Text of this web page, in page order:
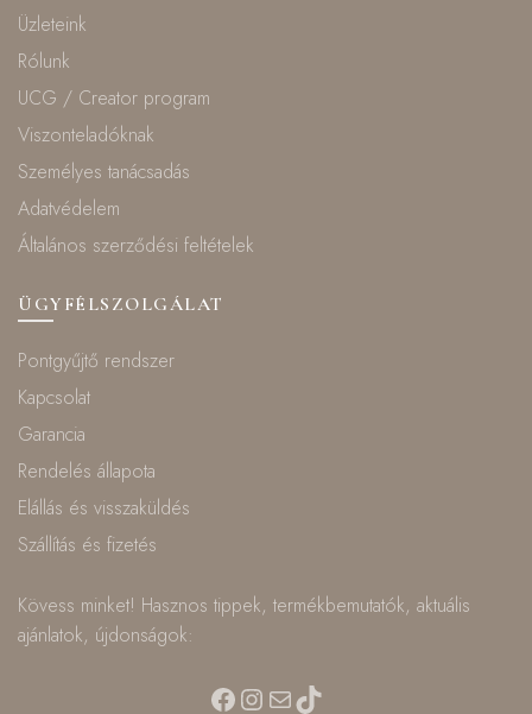
Üzleteink
Rólunk
UCG / Creator program
Viszonteladóknak
Személyes tanácsadás
Adatvédelem
Általános szerződési feltételek
ÜGYFÉLSZOLGÁLAT
Pontgyűjtő rendszer
Kapcsolat
Garancia
Rendelés állapota
Elállás és visszaküldés
Szállítás és fizetés
Kövess minket! Hasznos tippek, termékbemutatók, aktuális
ajánlatok, újdonságok:
Facebook
Instagram
MailTikTok